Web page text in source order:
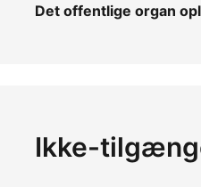
Det offentlige organ
Ikke-